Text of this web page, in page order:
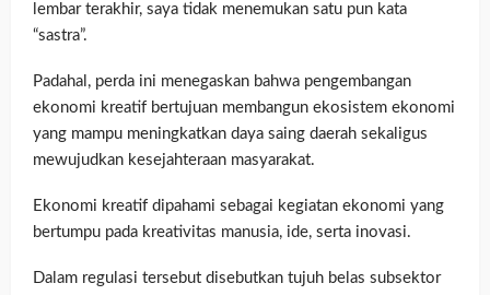
lembar terakhir, saya tidak menemukan satu pun kata
“sastra”.
Padahal, perda ini menegaskan bahwa pengembangan
ekonomi kreatif bertujuan membangun ekosistem ekonomi
yang mampu meningkatkan daya saing daerah sekaligus
mewujudkan kesejahteraan masyarakat.
Ekonomi kreatif dipahami sebagai kegiatan ekonomi yang
bertumpu pada kreativitas manusia, ide, serta inovasi.
Dalam regulasi tersebut disebutkan tujuh belas subsektor